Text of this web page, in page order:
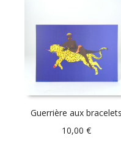
Guerrière aux bracelets
10,00 €